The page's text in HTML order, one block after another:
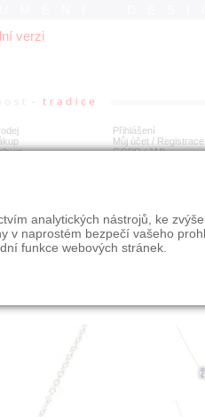
verzi
Přihlášení
Můj účet / Registrace
GDPR/AML
safírem
analytických nástrojů, ke
naprostém bezpečí vašeho
funkce webových stránek.